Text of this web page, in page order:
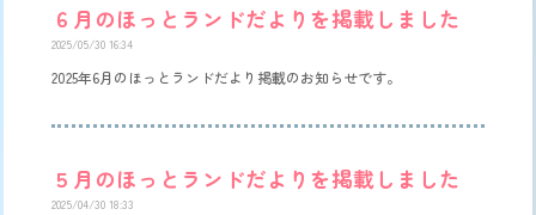
６月のほっとランドだよりを掲載しました
2025/05/30 16:34
2025年6月のほっとランドだより掲載のお知らせです。
５月のほっとランドだよりを掲載しました
2025/04/30 18:33